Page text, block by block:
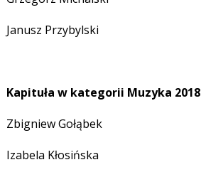
Janusz Przybylski
Kapituła w kategorii Muzyka 2018
Zbigniew Gołąbek
Izabela Kłosińska